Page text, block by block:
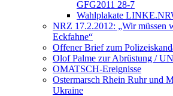
GFG2011 28-7
Wahlplakate
NRZ 17.2.2012: „Wir müssen
Eckfahne“
Offener Brief zum
Olof Palme zur Abrüstung /
OMATSCH-Ereignisse
Ostermarsch Rhein Ruhr und
Ukraine